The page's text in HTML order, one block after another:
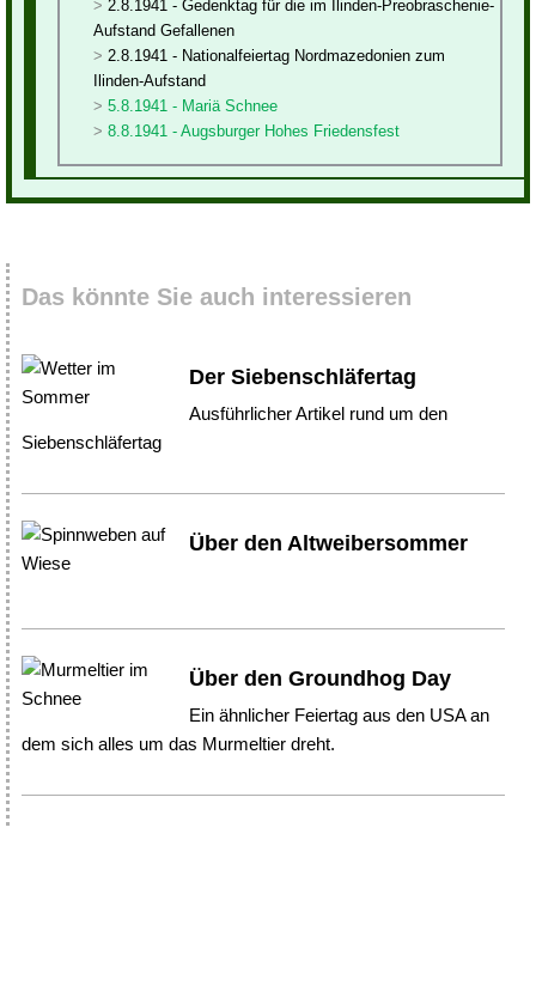
2.8.1941 - Gedenktag für die im Ilinden-Preobraschenie-
Aufstand Gefallenen
2.8.1941 - Nationalfeiertag Nordmazedonien zum
Ilinden-Aufstand
5.8.1941 - Mariä Schnee
8.8.1941 - Augsburger Hohes Friedensfest
Das könnte Sie auch interessieren
Der Siebenschläfertag
Ausführlicher Artikel rund um den
Siebenschläfertag
Über den Altweibersommer
Über den Groundhog Day
Ein ähnlicher Feiertag aus den USA an
dem sich alles um das Murmeltier dreht.